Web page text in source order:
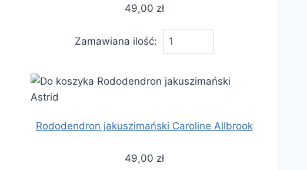
49,00 zł
Zamawiana ilość:
Rododendron jakuszimański Caroline Allbrook
49,00 zł